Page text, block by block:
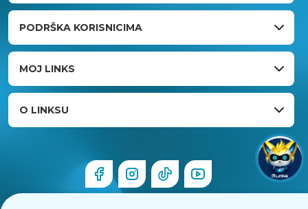
PODRŠKA KORISNICIMA
MOJ LINKS
O LINKSU